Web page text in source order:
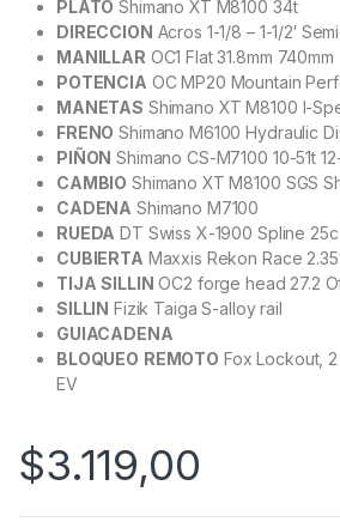
PLATO Shimano XT M8100 34t
DIRECCION Acros 1-1/8 – 1-1/2′
MANILLAR OC1 Flat 31.8mm 740mm
POTENCIA OC MP20 Mountain
MANETAS Shimano XT M8100 I-
FRENO Shimano M6100 Hydraulic
PIÑON Shimano CS-M7100 10-51t
CAMBIO Shimano XT M8100 SGS
CADENA Shimano M7100
RUEDA DT Swiss X-1900 Spline 25c
CUBIERTA Maxxis Rekon Race
TIJA SILLIN OC2 forge head 27.2
SILLIN Fizik Taiga S-alloy rail
GUIACADENA
BLOQUEO REMOTO Fox Lockout,
EV
$3.119,00